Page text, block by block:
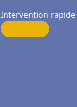
Intervention rapide